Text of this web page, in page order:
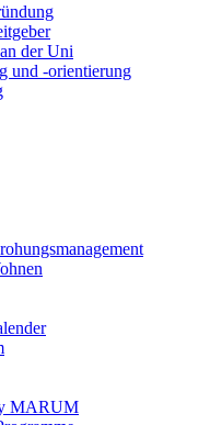
der Uni
und -orientierung
MARUM